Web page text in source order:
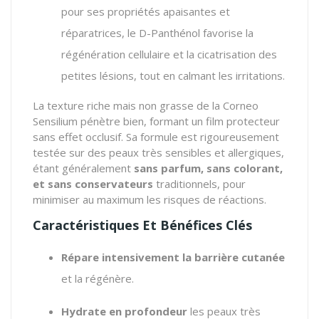
pour ses propriétés apaisantes et
réparatrices, le D-Panthénol favorise la
régénération cellulaire et la cicatrisation des
petites lésions, tout en calmant les irritations.
La texture riche mais non grasse de la Corneo
Sensilium pénètre bien, formant un film protecteur
sans effet occlusif. Sa formule est rigoureusement
testée sur des peaux très sensibles et allergiques,
étant généralement sans parfum, sans colorant,
et sans conservateurs traditionnels, pour
minimiser au maximum les risques de réactions.
Caractéristiques Et Bénéfices Clés
Répare intensivement la barrière cutanée
et la régénère.
Hydrate en profondeur les peaux très